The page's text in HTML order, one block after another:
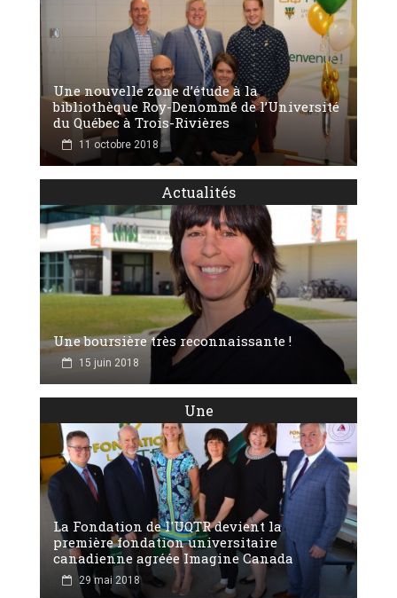
Une nouvelle zone d’étude à la
bibliothèque Roy-Denommé de l’Université
du Québec à Trois-Rivières
11 octobre 2018
Actualités
Une boursière très reconnaissante !
15 juin 2018
Une
La Fondation de l'UQTR devient la
première fondation universitaire
canadienne agréée Imagine Canada
29 mai 2018